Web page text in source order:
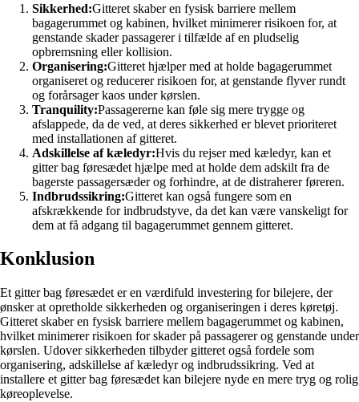
Sikkerhed:Gitteret skaber en fysisk barriere mellem
bagagerummet og kabinen, hvilket minimerer risikoen for, at
genstande skader passagerer i tilfælde af en pludselig
opbremsning eller kollision.
Organisering:Gitteret hjælper med at holde bagagerummet
organiseret og reducerer risikoen for, at genstande flyver rundt
og forårsager kaos under kørslen.
Tranquility:Passagererne kan føle sig mere trygge og
afslappede, da de ved, at deres sikkerhed er blevet prioriteret
med installationen af gitteret.
Adskillelse af kæledyr:Hvis du rejser med kæledyr, kan et
gitter bag føresædet hjælpe med at holde dem adskilt fra de
bagerste passagersæder og forhindre, at de distraherer føreren.
Indbrudssikring:Gitteret kan også fungere som en
afskrækkende for indbrudstyve, da det kan være vanskeligt for
dem at få adgang til bagagerummet gennem gitteret.
Konklusion
Et gitter bag føresædet er en værdifuld investering for bilejere, der
ønsker at opretholde sikkerheden og organiseringen i deres køretøj.
Gitteret skaber en fysisk barriere mellem bagagerummet og kabinen,
hvilket minimerer risikoen for skader på passagerer og genstande under
kørslen. Udover sikkerheden tilbyder gitteret også fordele som
organisering, adskillelse af kæledyr og indbrudssikring. Ved at
installere et gitter bag føresædet kan bilejere nyde en mere tryg og rolig
køreoplevelse.